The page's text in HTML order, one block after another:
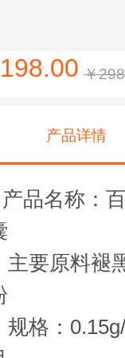
￥
产品详情
产品名称：
要原料褪黑
格：